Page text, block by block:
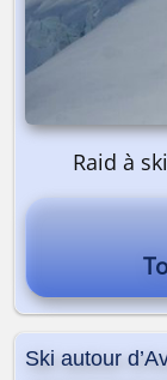
Raid à
Ski autour